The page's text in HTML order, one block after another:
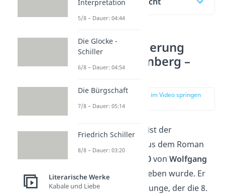
Charakterisierung
Maik Klingenberg –
Übersicht
zur Stelle im Video springen
(00:15)
Maik Klingenberg ist der
aus dem Roman
2010vonWolfgang
Herrndorf
geschrieben wurde. Er
ist ein 14-jähriger Junge, der die 8.
Interpretation
5/8 – Dauer: 04:44
Die Glocke -
Schiller
6/8 – Dauer: 04:54
Die Bürgschaft
7/8 – Dauer: 05:14
Friedrich Schiller
8/8 – Dauer: 03:20
Literarische Werke
Kabale und Liebe